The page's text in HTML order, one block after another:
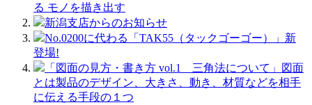
る モノを描き出す
新潟支店からのお知らせ
No.0200に代わる「TAK55（タックゴーゴー）」新
登場!
「図面の見方・書き方 vol.1 三角法について」図面
とは製品のデザイン、大きさ、動き、材質などを相手
に伝える手段の１つ